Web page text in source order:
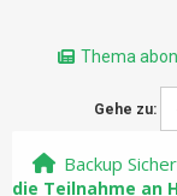
Thema
Gehe zu:
Backup
die Teilnahme an